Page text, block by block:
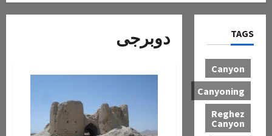
دوبرجی TAGS
Canyon
Canyoning
Reghez
Canyon